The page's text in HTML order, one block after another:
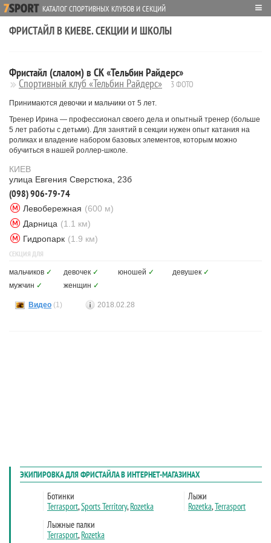
КАТАЛОГ СПОРТИВНЫХ КЛУБОВ И СЕКЦИЙ ≡
ФРИСТАЙЛ В КИЕВЕ. СЕКЦИИ И ШКОЛЫ
Фристайл (слалом) в СК «Тельбин Райдерс»
Спортивный клуб «Тельбин Райдерс» 3 ФОТО
Принимаются девочки и мальчики от 5 лет.
Тренер Ирина — профессионал своего дела и опытный тренер (больше
5 лет работы с детьми). Для занятий в секции нужен опыт катания на
роликах и владение набором базовых элементов, которым можно
обучиться в нашей роллер-школе.
КИЕВ
улица Евгения Сверстюка, 23б
(098) 906-79-74
Левобережная (600 м)
Дарница (1.1 км)
Гидропарк (1.9 км)
СЕКЦИЯ ДЛЯ
мальчиков ✓ девочек ✓ юношей ✓ девушек ✓
мужчин ✓ женщин ✓
Видео (1) 2018.02.28